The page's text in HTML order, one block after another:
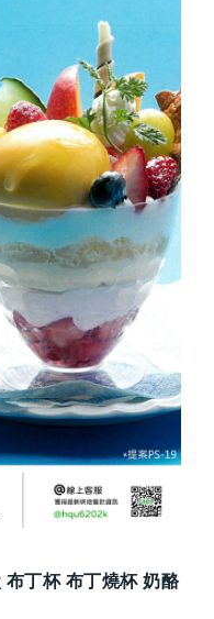
布丁杯 布丁燒杯 奶酪